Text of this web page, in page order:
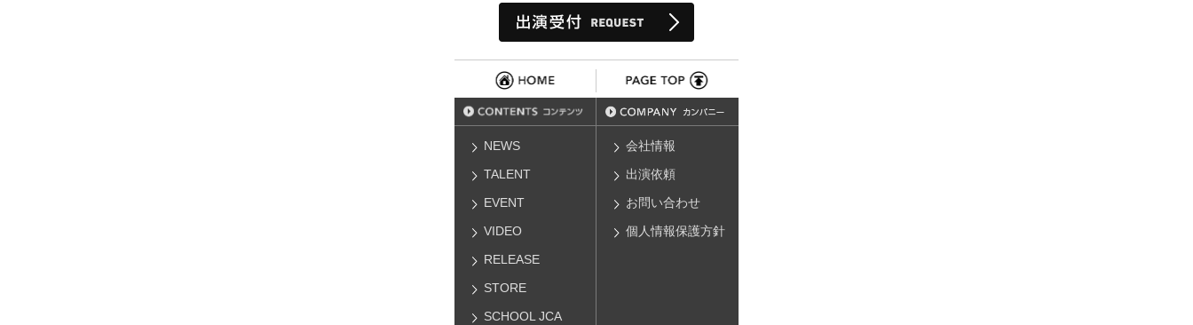
NEWS
TALENT
EVENT
VIDEO
RELEASE
STORE
SCHOOL JCA
会社情報
出演依頼
お問い合わせ
個人情報保護方針